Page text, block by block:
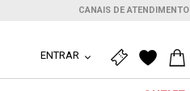
CANAIS DE ATENDIMENTO
ENTRAR